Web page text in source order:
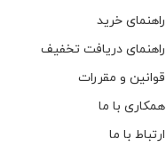
راهنمای خرید
راهنمای دریافت تخفیف
قوانین و مقررات
همکاری با ما
ارتباط با ما